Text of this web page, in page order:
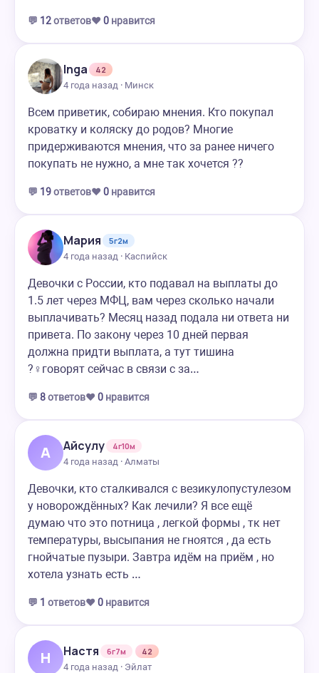
💬 12ответов❤️ 0 нравится
Inga
42
4 года назад · Минск
Всем приветик, собираю мнения. Кто покупал
кроватку и коляску до родов? Многие
придерживаются мнения, что за ранее ничего
покупать не нужно, а мне так хочется ??
💬 19ответов❤️ 0 нравится
Мария
5г2м
4 года назад · Каспийск
Девочки с России, кто подавал на выплаты до
1.5 лет через МФЦ, вам через сколько начали
выплачивать? Месяц назад подала ни ответа ни
привета. По закону через 10 дней первая
должна придти выплата, а тут тишина
?‍♀️говорят сейчас в связи с за…
💬 8ответов❤️ 0 нравится
А Айсулу
4г10м
4 года назад · Алматы
Девочки, кто сталкивался с везикулопустулезом
у новорождённых? Как лечили? Я все ещё
думаю что это потница , легкой формы , тк нет
температуры, высыпания не гноятся , да есть
гнойчатые пузыри. Завтра идём на приём , но
хотела узнать есть …
💬 1 ответов❤️ 0 нравится
Н Настя 6г7м
42
4 года назад · Эйлат